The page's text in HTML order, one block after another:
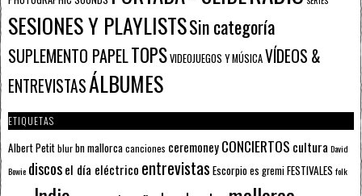
SESIONES Y PLAYLISTSSin categoría
SUPLEMENTO PAPELTOPSVIDEOJUEGOS Y MÚSICAVÍDEOS &
ENTREVISTASÁLBUMES
ETIQUETAS
Albert Petitblurbn mallorcacanciones ceremoneyCONCIERTOS cultura David
Bowie discosel día eléctrico entrevistas Escorpioes gremiFESTIVALES folk